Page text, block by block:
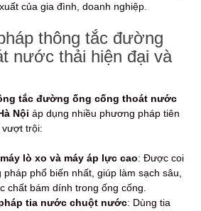
của gia đình, doanh nghiệp.
thông tắc đường
nước thải hiện đại và
tắc đường ống cống thoát nước
Nội áp dụng nhiều phương pháp tiên
vượt trội:
lò xo và máy áp lực cao: Được coi
pháp phổ biến nhất, giúp làm sạch sâu,
chất bám dính trong ống cống.
tia nước chuột nước: Dùng tia